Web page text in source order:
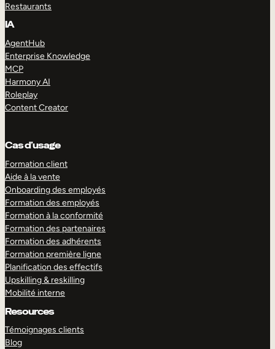
Restaurants
IA
AgentHub
Enterprise Knowledge
MCP
Harmony AI
Roleplay
Content Creator
Cas d’usage
Formation client
Aide à la vente
Onboarding des employés
Formation des employés
Formation à la conformité
Formation des partenaires
Formation des adhérents
Formation première ligne
Planification des effectifs
Upskilling & reskilling
Mobilité interne
Resources
Témoignages clients
Blog